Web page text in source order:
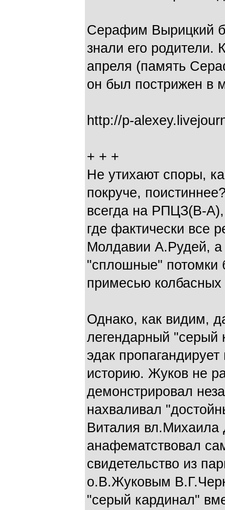
Серафим Вырицкий
знали его родители.
апреля (память
он был пострижен в
http://p-
+ + +
Не утихают споры,
покруче,
всегда на РПЦЗ(В-
где фактически все
Молдавии А.Рудей,
"сплошные" потомки
примесью
Однако, как видим,
легендарный
эдак
историю. Жуков не
демонстрировал
нахваливал
Виталия вл.Михаила
анафематствовал
свидетельство из
о.В.Жуковым
"серый кардинал"